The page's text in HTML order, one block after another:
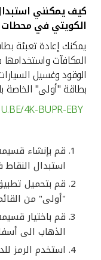
كيف يمكنني
الكويتي في محطات
يمكنك إعادة تعبئة
المكافآت
الوقود وغسيل
بطاقة "أولى" الخاصة
4K-BUPR-EBY
قم بإنشاء
استبدال
قم بتحميل
"أولى" من
قم باختيار
الذهاب الى
استخدم الرمز